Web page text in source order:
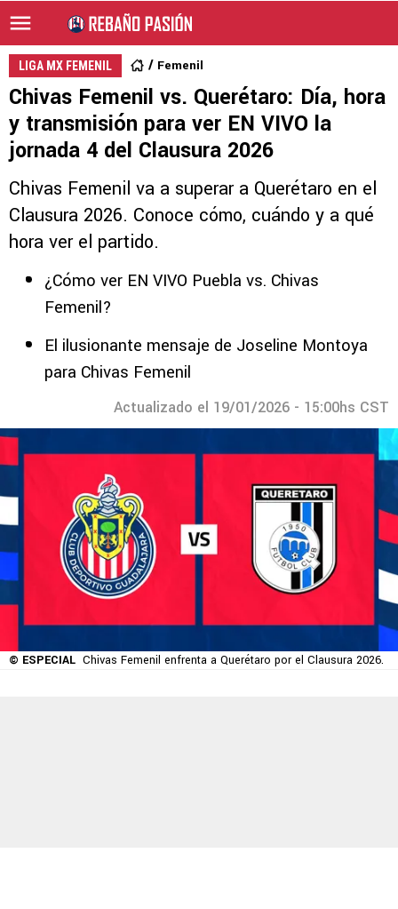
LIGA MX FEMENIL Femenil
Chivas Femenil vs. Querétaro: Día, hora
y transmisión para ver EN VIVO la
jornada 4 del Clausura 2026
Chivas Femenil va a superar a Querétaro en el
Clausura 2026. Conoce cómo, cuándo y a qué
hora ver el partido.
¿Cómo ver EN VIVO Puebla vs. Chivas
Femenil?
El ilusionante mensaje de Joseline Montoya
para Chivas Femenil
Actualizado el 19/01/2026 - 15:00hs CST
© ESPECIAL Chivas Femenil enfrenta a Querétaro por el Clausura 2026.